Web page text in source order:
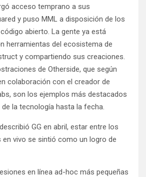
acceso temprano a sus
y puso MML a disposición de los
abierto. La gente ya está
herramientas del ecosistema de
y compartiendo sus creaciones.
de Otherside, que según
colaboración con el creador de
son los ejemplos más destacados
la tecnología hasta la fecha.
GG en abril, estar entre los
vivo se sintió como un logro de
en línea ad-hoc más pequeñas